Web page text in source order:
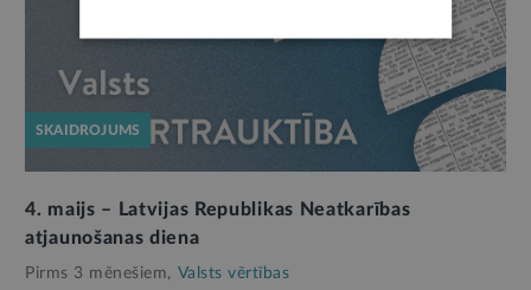
SKAIDROJUMS
4. maijs – Latvijas Republikas Neatkarības
atjaunošanas diena
Pirms 3 mēnešiem, Valsts vērtības